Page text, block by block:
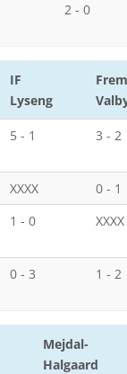
2 - 0
IF
Lyseng
5 - 1 3 - 2
XXXX
0 - 1
1 - 0 XXXX
0 - 3 1 - 2
Mejdal-
Halgaard